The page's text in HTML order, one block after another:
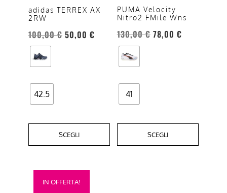
adidas TERREX AX
2RW
100,00€ 50,00 €
42.5
SCEGLI
opzioni
possono
essere
scelte
nella
del
prodotto
PUMA Velocity
Nitro2 FMile Wns
130,00€ 78,00 €
41
SCEGLI
opzioni
possono
essere
scelte
nella
del
prodotto
IN OFFERTA!
Questo
prodotto